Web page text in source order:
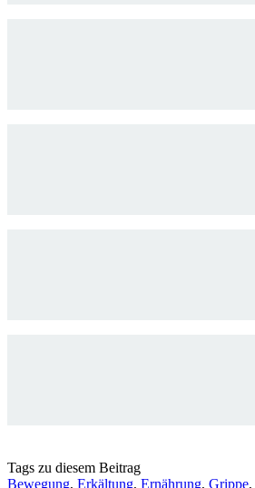
Tags zu diesem Beitrag
Bewegung, Erkältung, Ernährung, Grippe,